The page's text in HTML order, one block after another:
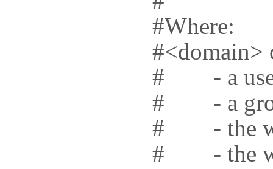
#Where:
#<domain>
# - a user
# - a
# - the
# - the